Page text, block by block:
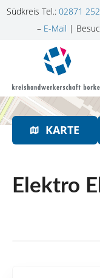
Südkreis Tel.: 02871
– E-Mail |
n
h
KARTE
Elektro